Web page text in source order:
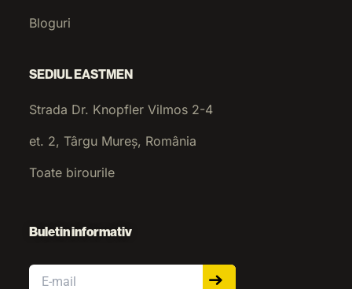
Bloguri
SEDIUL EASTMEN
Strada Dr. Knopfler Vilmos 2-4
et. 2, Târgu Mureș, România
Toate birourile
Buletin informativ
Email